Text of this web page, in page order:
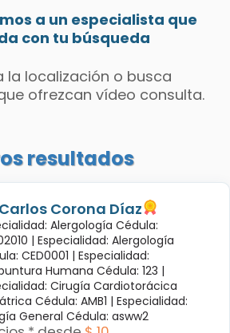
a un especialista que
con tu búsqueda
localización o busca
ofrezcan vídeo consulta.
resultados
Corona Díaz
Alergología Cédula:
| Especialidad: Alergología
CED0001 | Especialidad:
Humana Cédula: 123 |
Cirugía Cardiotorácica
Cédula: AMB1 | Especialidad:
General Cédula: asww2